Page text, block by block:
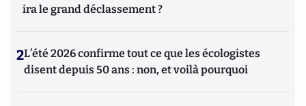
ira le grand déclassement ?
2L’été 2026 confirme tout ce que les écologistes
disent depuis 50 ans : non, et voilà pourquoi